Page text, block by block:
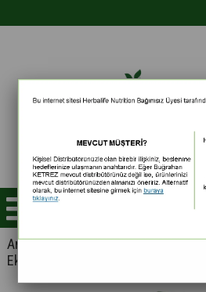
Anasayfa Kilo Kontrol Setleri
Ekonomik Set